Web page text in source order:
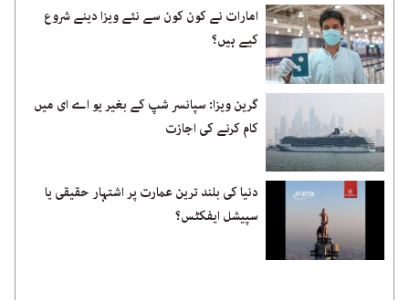
امارات نے کون کون سے نئے ویزا دینے شروع
کیے ہیں؟
گرین ویزا: سپانسر شپ کے بغیر یو اے ای میں
کام کرنے کی اجازت
دنیا کی بلند ترین عمارت پر اشتہار حقیقی یا
سپیشل ایفکٹس؟